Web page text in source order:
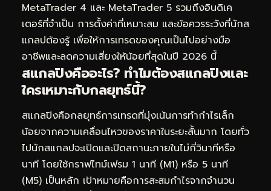
MetaTrader 4 และ MetaTrader 5 รวมถึงอินดิเค
เตอร์ที่จำเป็น การตั้งค่าที่เหมาะสม และข้อควรระวังที่นักส
แกลปต้องรู้ เพื่อให้การเทรดของคุณเป็นไปอย่างมือ
อาชีพและลดความเสี่ยงให้น้อยที่สุดในปี 2026 นี้
สแกลปิงคืออะไร? ทำไมต้องสแกลปิงและ
ใครเหมาะกับกลยุทธ์นี้?
สแกลปิงคือกลยุทธ์การเทรดที่มุ่งเน้นการทำกำไรเล็ก
น้อยจากความเคลื่อนไหวของราคาในระยะสั้นมาก โดยทั่ว
ไปนักสแกลปจะเปิดและปิดสถานะภายในไม่กี่วินาทีหรือ
นาที โดยใช้กราฟไทม์เฟรม 1 นาที (M1) หรือ 5 นาที
(M5) เป็นหลัก เป้าหมายคือการสะสมกำไรจากจำนวน